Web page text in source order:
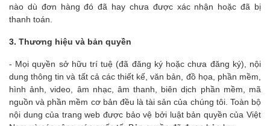
nào dù đơn hàng đó đã hay chưa được xác nhận hoặc đã bị
thanh toán.
3. Thương hiệu và bản quyền
- Mọi quyền sở hữu trí tuệ (đã đăng ký hoặc chưa đăng ký), nội
dung thông tin và tất cả các thiết kế, văn bản, đồ họa, phần mềm,
hình ảnh, video, âm nhạc, âm thanh, biên dịch phần mềm, mã
nguồn và phần mềm cơ bản đều là tài sản của chúng tôi. Toàn bộ
nội dung của trang web được bảo vệ bởi luật bản quyền của Việt